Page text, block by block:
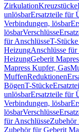
ZirkulationKreuzstücke
unlösbarErsatzteile für
Verbindungen, lösbar
lösbarVerschlüsse
für AnschlüsseT-
HeizungAnschlüsse
HeizungGeberit
Mapress Kupfer, Gas
MuffenReduktionen
BögenT-Stücke
unlösbarErsatzteile für
Verbindungen, lösbar
lösbarVerschlüsse
für AnschlüsseZubehör
Zubehör für Geberit